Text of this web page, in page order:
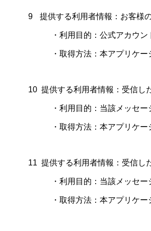
9 提供する利用者情報：お客様
・利用目的：公式アカウントか
・取得方法：本アプリケーシ
10 提供する利用者情報：受信し
・利用目的：当該メッセージを
・取得方法：本アプリケーシ
11 提供する利用者情報：受信し
・利用目的：当該メッセージを
・取得方法：本アプリケーシ